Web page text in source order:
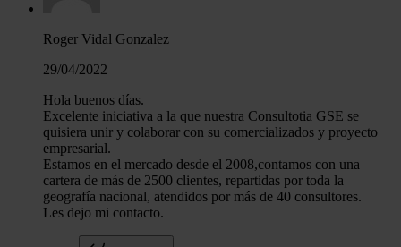
Roger Vidal Gonzalez
29/04/2022
Hola buenos días.
Excelente iniciativa a la que nuestra Consultotia GSE se
quisiera unir y colaborar con su comercializados y proyecto
empresarial.
Estamos en el mercado desde el 2008,contamos con una
cartera de más de 2500 clientes, repartidas por toda la
geografía nacional, atendidos por más de 40 consultores.
Les dejo mi contacto.